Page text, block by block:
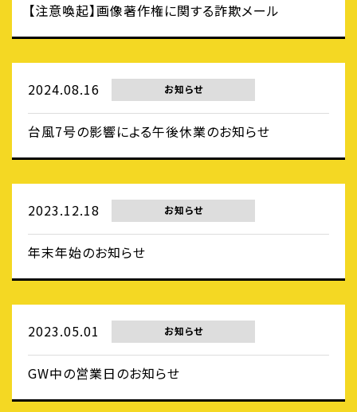
【注意喚起】画像著作権に関する詐欺メール
2024.08.16 お知らせ
台風7号の影響による午後休業のお知らせ
2023.12.18 お知らせ
年末年始のお知らせ
2023.05.01 お知らせ
GW中の営業日のお知らせ